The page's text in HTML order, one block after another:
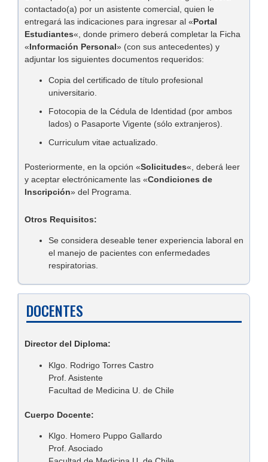
contactado(a) por un asistente comercial, quien le
entregará las indicaciones para ingresar al «Portal
Estudiantes«, donde primero deberá completar la Ficha
«Información Personal» (con sus antecedentes) y
adjuntar los siguientes documentos requeridos:
Copia del certificado de título profesional
universitario.
Fotocopia de la Cédula de Identidad (por ambos
lados) o Pasaporte Vigente (sólo extranjeros).
Curriculum vitae actualizado.
Posteriormente, en la opción «Solicitudes«, deberá leer
y aceptar electrónicamente las «Condiciones de
Inscripción» del Programa.
Otros Requisitos:
Se considera deseable tener experiencia laboral en
el manejo de pacientes con enfermedades
respiratorias.
DOCENTES
Director del Diploma:
Klgo. Rodrigo Torres Castro
Prof. Asistente
Facultad de Medicina U. de Chile
Cuerpo Docente:
Klgo. Homero Puppo Gallardo
Prof. Asociado